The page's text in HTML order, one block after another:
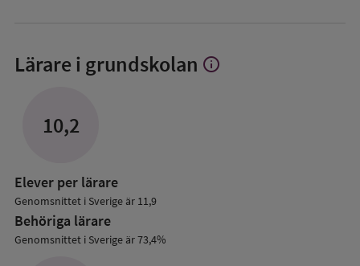
Lärare i grundskolan Visa
info
10,2
Elever per lärare
Genomsnittet i Sverige är 11,9
Behöriga lärare
Genomsnittet i Sverige är 73,4%